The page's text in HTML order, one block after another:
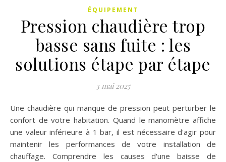
ÉQUIPEMENT
Pression chaudière trop
basse sans fuite : les
solutions étape par étape
3 mai 2025
Une chaudière qui manque de pression peut perturber le
confort de votre habitation. Quand le manomètre affiche
une valeur inférieure à 1 bar, il est nécessaire d'agir pour
maintenir les performances de votre installation de
chauffage. Comprendre les causes d'une baisse de